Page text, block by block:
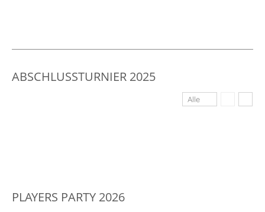
ABSCHLUSSTURNIER 2025
Alle
PLAYERS PARTY 2026